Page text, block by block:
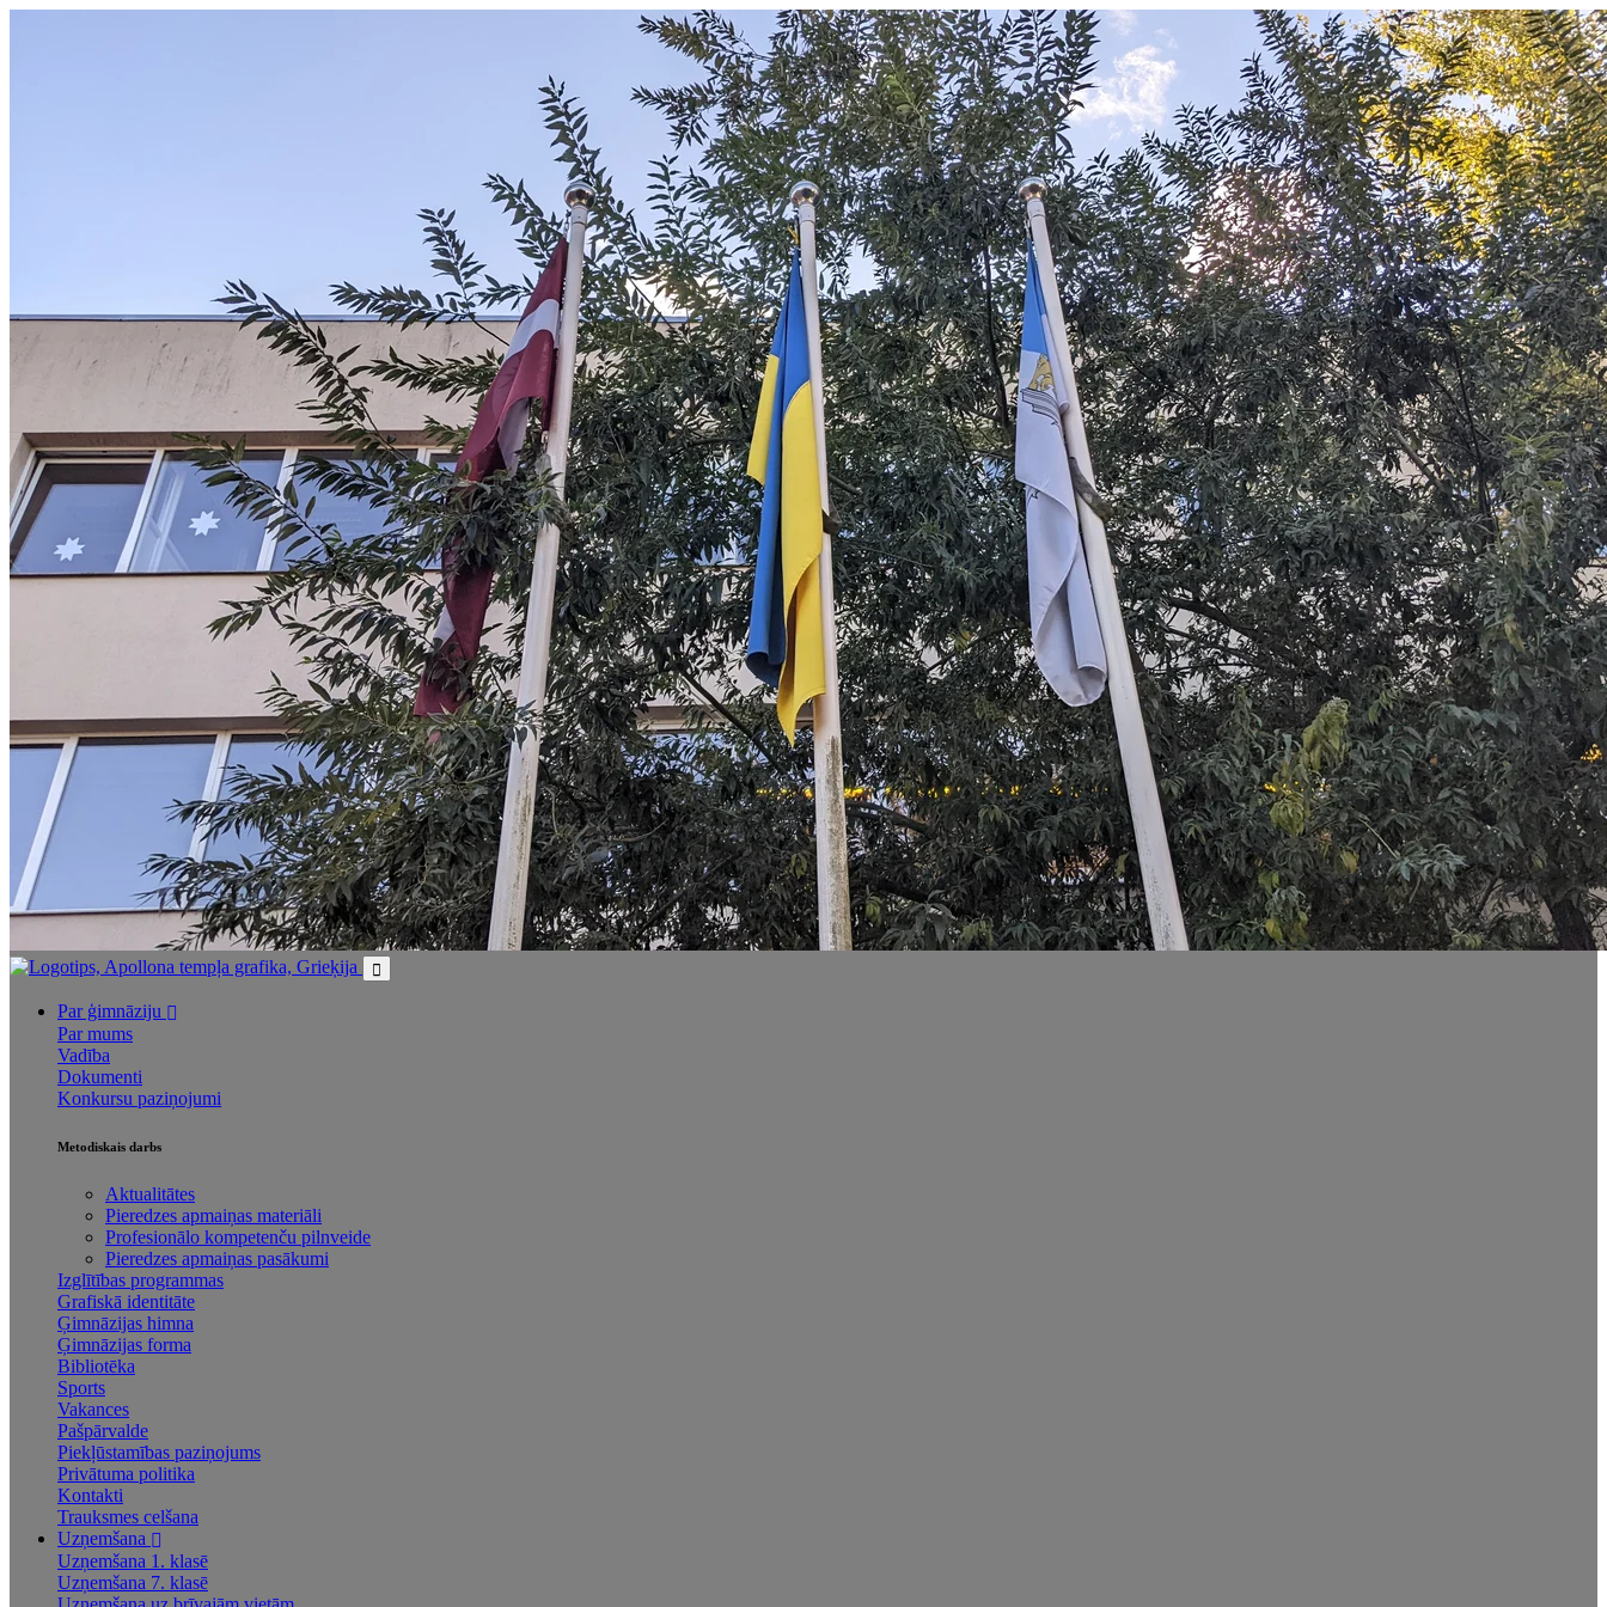
Par ģimnāziju
Par mums
Vadība
Dokumenti
Konkursu paziņojumi
Metodiskais darbs
Aktualitātes
Pieredzes apmaiņas materiāli
Profesionālo kompetenču pilnveide
Pieredzes apmaiņas pasākumi
Izglītības programmas
Grafiskā identitāte
Ģimnāzijas himna
Ģimnāzijas forma
Bibliotēka
Sports
Vakances
Pašpārvalde
Piekļūstamības paziņojums
Privātuma politika
Kontakti
Trauksmes celšana
Uzņemšana
Uzņemšana 1. klasē
Uzņemšana 7. klasē